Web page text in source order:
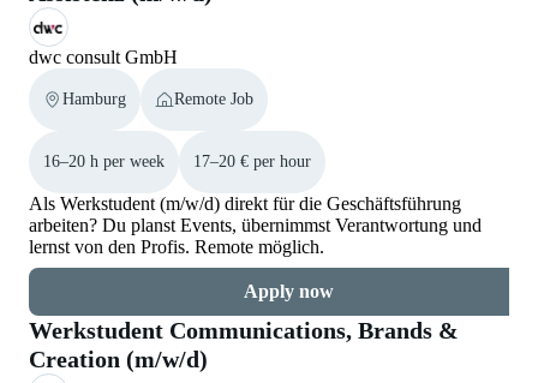
dwc consult GmbH
Hamburg Remote Job
16–20 h per week 17–20 € per hour
Als Werkstudent (m/w/d) direkt für die Geschäftsführung
arbeiten? Du planst Events, übernimmst Verantwortung und
lernst von den Profis. Remote möglich.
Apply now
Werkstudent Communications, Brands &
Creation (m/w/d)